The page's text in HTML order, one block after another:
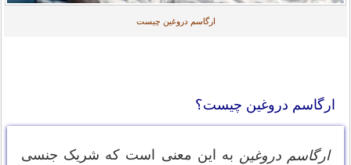
ارگاسم دروغین چیست
ارگاسم دروغین چیست؟
ارگاسم دروغین به این معنی است که شریک جنسی